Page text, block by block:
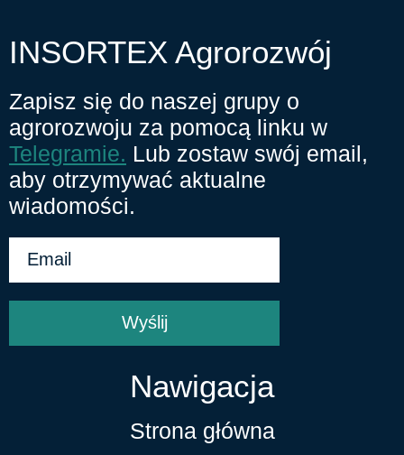
INSORTEX Agrorozwój
Zapisz się do naszej grupy o
agrorozwoju za pomocą linku w
Telegramie. Lub zostaw swój email,
aby otrzymywać aktualne
wiadomości.
Wyślij
Nawigacja
Strona główna